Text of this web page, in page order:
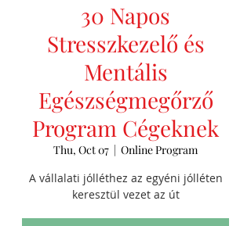
30 Napos
Stresszkezelő és
Mentális
Egészségmegőrző
Program Cégeknek
Thu, Oct 07
  |
Online Program
A vállalati jólléthez az egyéni jólléten
keresztül vezet az út